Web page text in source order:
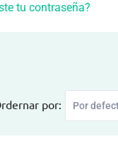
tu contraseña?
por: